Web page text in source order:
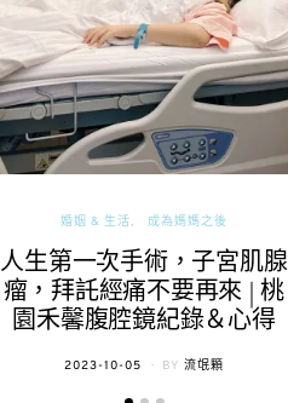
婚姻 & 生活 成為媽媽之後
人生第一次手術，子宮肌腺
瘤，拜託經痛不要再來 | 桃
園禾馨腹腔鏡紀錄＆心得
POSTED
2023-10-05 BY 流氓顆